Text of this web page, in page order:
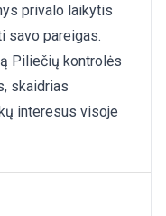
privalo laikytis
savo pareigas.
Piliečių kontrolės
skaidrias
interesus visoje